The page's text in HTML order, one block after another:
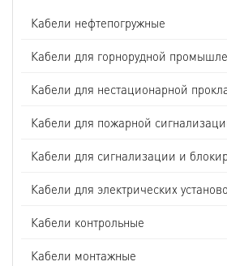
Кабели нефтепогружные
Кабели для горнорудной
Кабели для нестационарной
Кабели для пожарной
Кабели для сигнализации и
Кабели для электрических
Кабели контрольные
Кабели монтажные